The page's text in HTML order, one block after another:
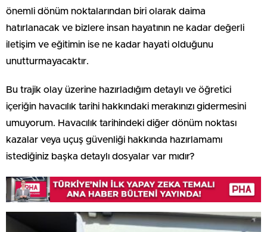
önemli dönüm noktalarından biri olarak daima
hatırlanacak ve bizlere insan hayatının ne kadar değerli
iletişim ve eğitimin ise ne kadar hayati olduğunu
unutturmayacaktır.
Bu trajik olay üzerine hazırladığım detaylı ve öğretici
içeriğin havacılık tarihi hakkındaki merakınızı gidermesini
umuyorum. Havacılık tarihindeki diğer dönüm noktası
kazalar veya uçuş güvenliği hakkında hazırlamamı
istediğiniz başka detaylı dosyalar var mıdır?